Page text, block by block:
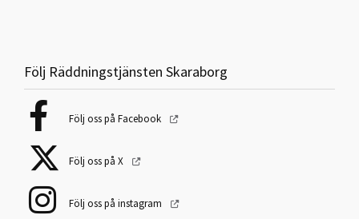
Följ Räddningstjänsten Skaraborg
Följ oss på Facebook
Följ oss på X
Följ oss på instagram